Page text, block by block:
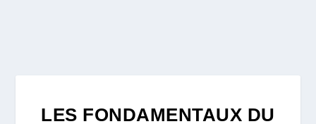
LES FONDAMENTAUX DU